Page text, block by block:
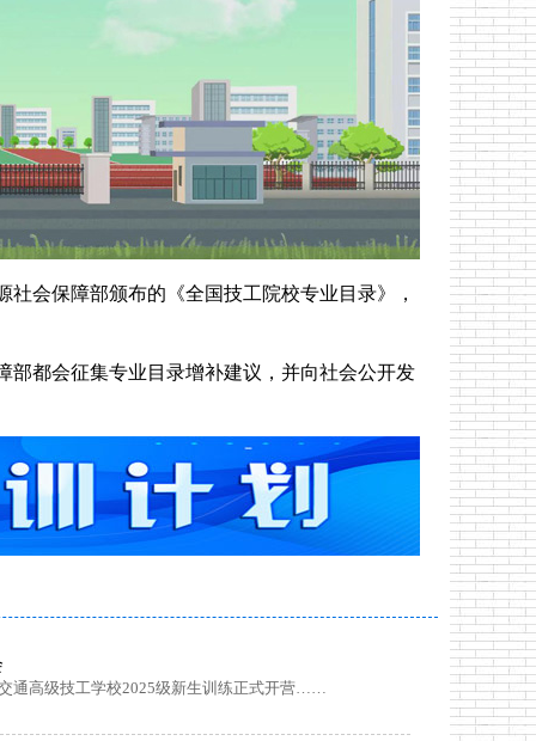
会保障部颁布的《全国技工院校专业目录》，
部都会征集专业目录增补建议，并向社会公开发
通高级技工学校2025级新生训练正式开营……